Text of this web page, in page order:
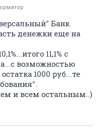
Банк
денежки еще на
11,1% с
возможностью
1000 руб...те
и всем остальным..)